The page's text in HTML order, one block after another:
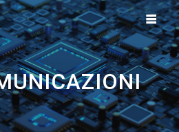
Vai
al
contenuto